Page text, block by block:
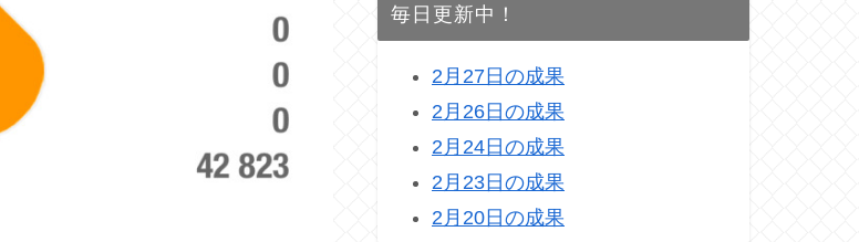
毎日更新中！
2月27日の成果
2月26日の成果
2月24日の成果
2月23日の成果
2月20日の成果